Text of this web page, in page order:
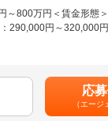
たビジネス領域の拡
法務/コンプライアンス
月程度
を横断して開示対応を
情報収集・データ管理
・ESG推進担当として
～800万円＜賃金形態
290,000円～320,000円
下する可能性がありま
応
（エージ